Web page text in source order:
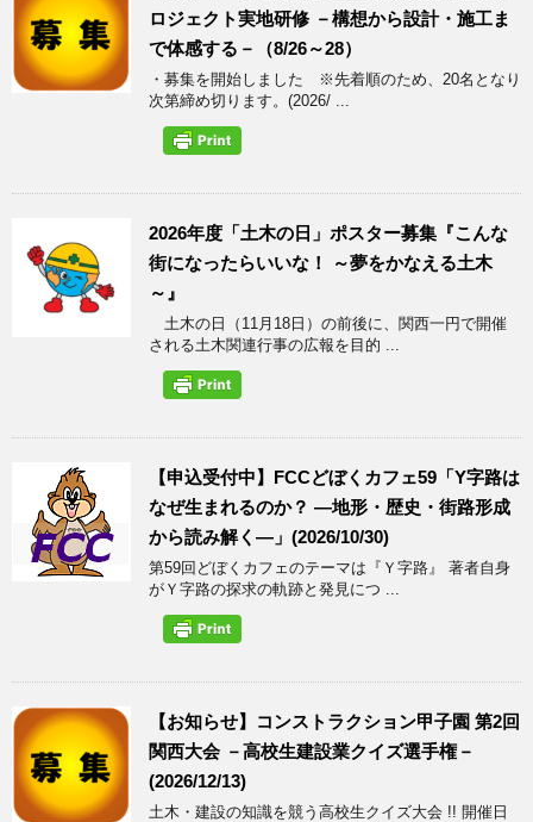
ロジェクト実地研修 －構想から設計・施工ま
で体感する－（8/26～28）
・募集を開始しました ※先着順のため、20名となり
次第締め切ります。(2026/ ...
2026年度「土木の日」ポスター募集『こんな
街になったらいいな！ ～夢をかなえる土木
～』
土木の日（11月18日）の前後に、関西一円で開催
される土木関連行事の広報を目的 ...
【申込受付中】FCCどぼくカフェ59「Y字路は
なぜ生まれるのか？ ―地形・歴史・街路形成
から読み解く―」(2026/10/30)
第59回どぼくカフェのテーマは『Ｙ字路』 著者自身
がＹ字路の探求の軌跡と発見につ ...
【お知らせ】コンストラクション甲子園 第2回
関西大会 －高校生建設業クイズ選手権－
(2026/12/13)
土木・建設の知識を競う高校生クイズ大会 !! 開催日